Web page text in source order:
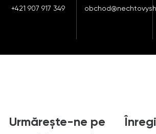
+421 907 917 349
Urmărește-ne pe